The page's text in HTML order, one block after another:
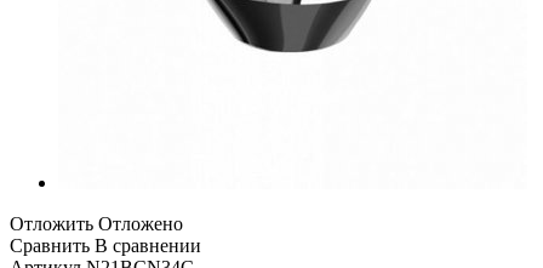
Отложить Отложено
Сравнить В сравнении